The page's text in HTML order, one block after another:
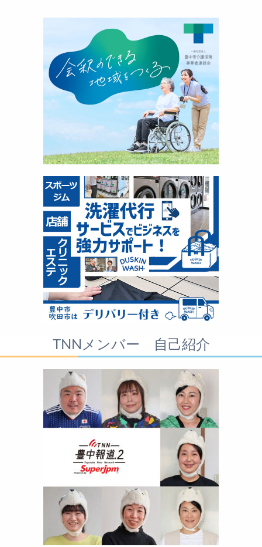
TNNメンバー 自己紹介